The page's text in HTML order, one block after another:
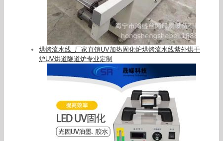
烘烤流水线_厂家直销UV加热固化炉烘烤流水线紫外烘干
炉UV烘道隧道炉专业定制